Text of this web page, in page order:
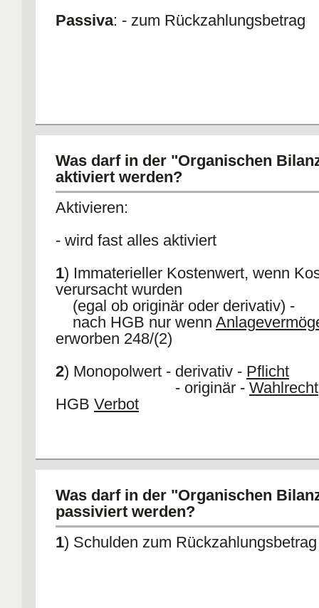
Passiva: - zum Rückzahlungsbetrag
Was darf in der "Organischen
aktiviert werden?
Aktivieren:
- wird fast alles aktiviert
1) Immaterieller Kostenwert, wenn
verursacht wurden
(egal ob originär oder derivativ) -
nach HGB nur wenn
erworben 248/(2)
2) Monopolwert - derivativ - Pflicht
- originär - Wahlrecht
HGB Verbot
Was darf in der "Organischen
passiviert werden?
1) Schulden zum Rückzahlungsbetrag